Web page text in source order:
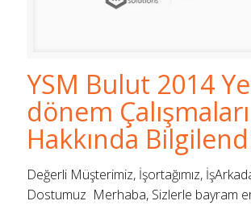
YSM Bulut 2014
dönem Çalışmaları
Hakkında
Değerli Müşterimiz, İşortağımız,
Dostumuz Merhaba, Sizlerle bayram